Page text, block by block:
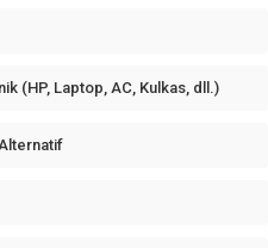
(HP, Laptop, AC, Kulkas, dll.)